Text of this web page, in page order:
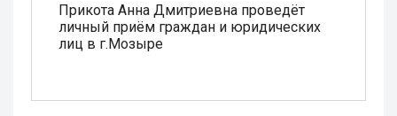
Прикота Анна Дмитриевна проведёт
личный приём граждан и юридических
лиц в г.Мозыре